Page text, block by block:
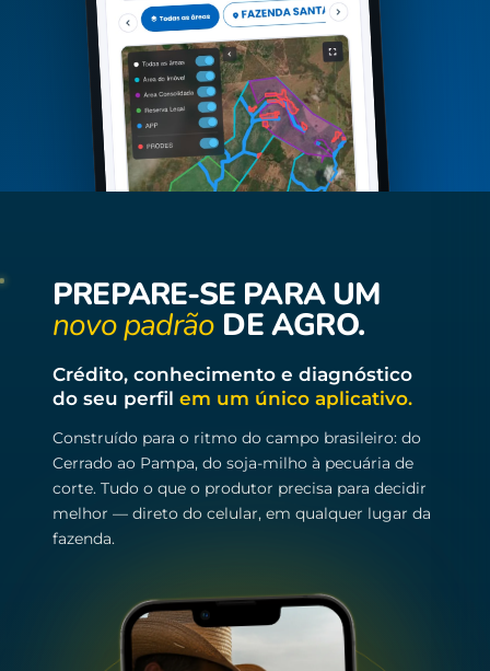
PREPARE-SE PARA UM
novo padrão DE AGRO.
Crédito, conhecimento e diagnóstico
do seu perfil em um único aplicativo.
Construído para o ritmo do campo brasileiro: do
Cerrado ao Pampa, do soja-milho à pecuária de
corte. Tudo o que o produtor precisa para decidir
melhor — direto do celular, em qualquer lugar da
fazenda.